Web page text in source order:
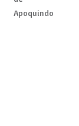
Apoquindo